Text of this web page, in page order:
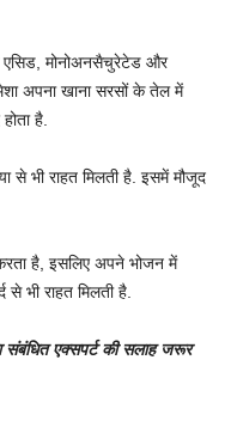
मोनोअनसैचुरेटेड और
अपना खाना सरसों के तेल में
है.
से भी राहत मिलती है. इसमें मौजूद
है, इसलिए अपने भोजन में
भी राहत मिलती है.
एक्सपर्ट की सलाह जरूर